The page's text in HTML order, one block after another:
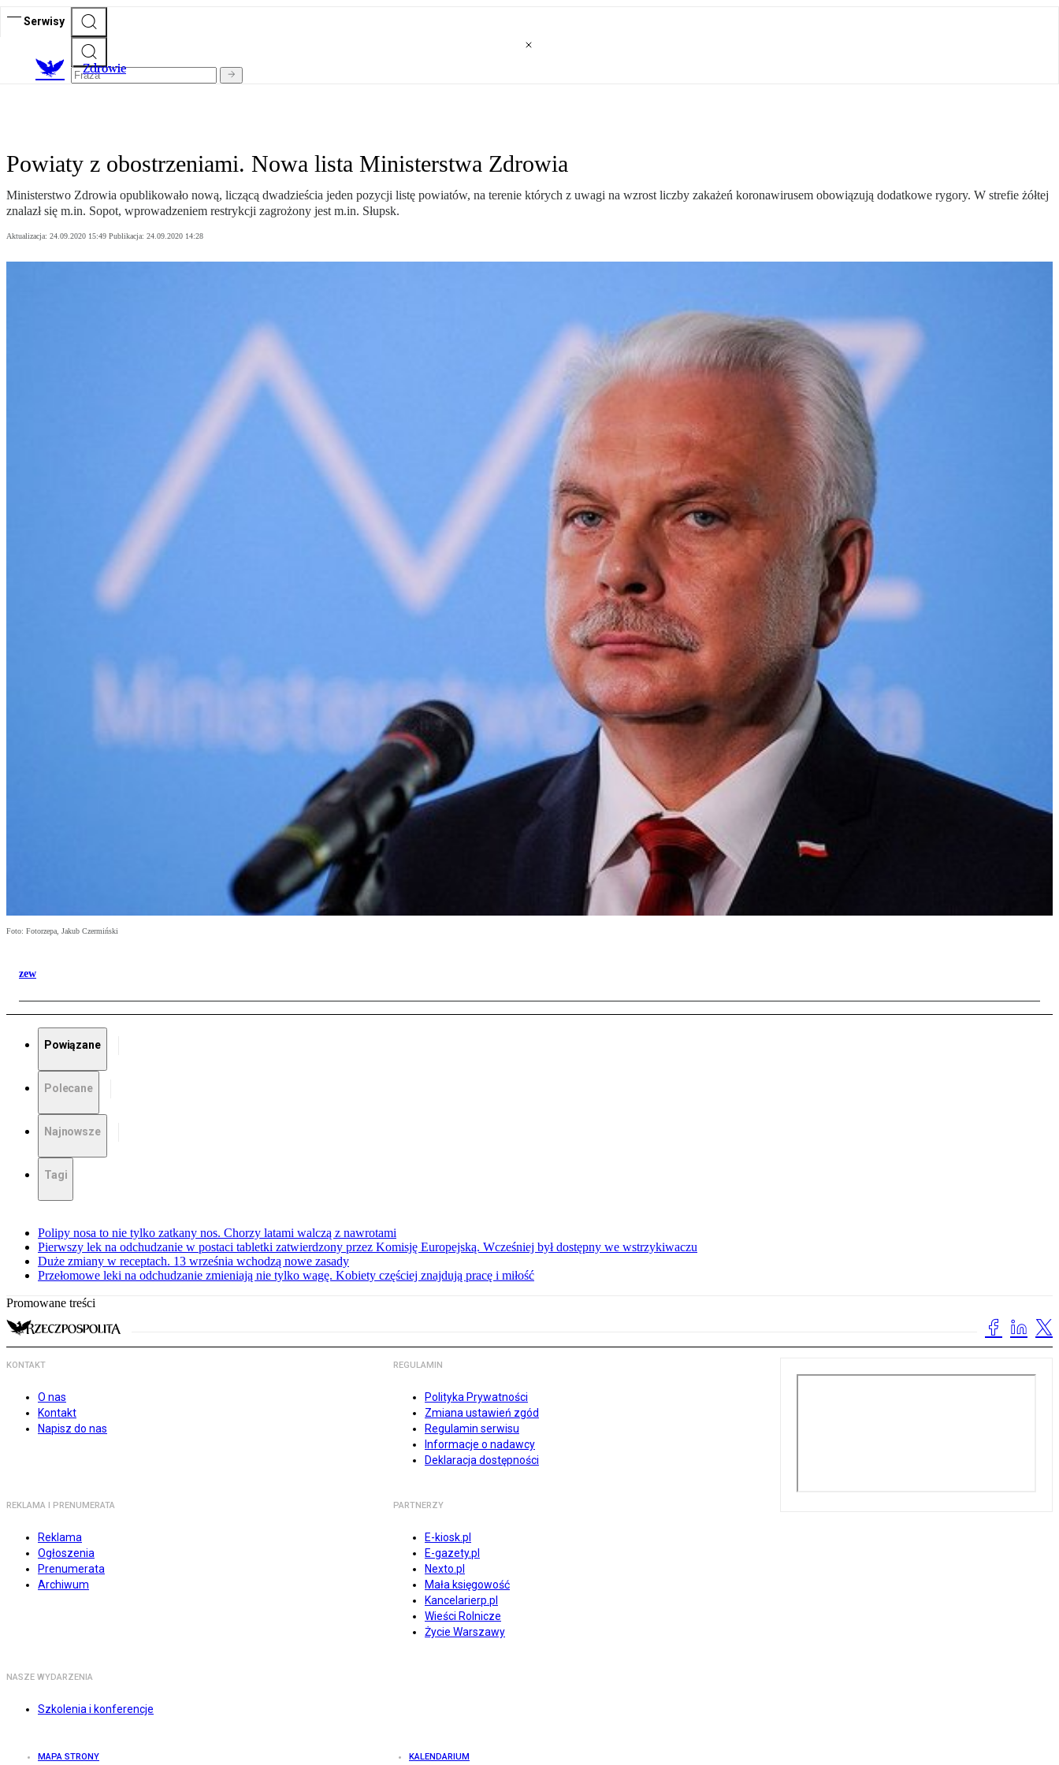
Serwisy
Zdrowie
Powiaty z obostrzeniami. Nowa lista Ministerstwa Zdrowia
Ministerstwo Zdrowia opublikowało nową, liczącą dwadzieścia jeden pozycji listę powiatów, na terenie których z uwagi na wzrost liczby zakażeń koronawirusem obowiązują dodatkowe rygory. W strefie żółtej
znalazł się m.in. Sopot, wprowadzeniem restrykcji zagrożony jest m.in. Słupsk.
Aktualizacja: 24.09.2020 15:49 Publikacja: 24.09.2020 14:28
Foto: Fotorzepa, Jakub Czermiński
zew
Powiązane
Polecane
Najnowsze
Tagi
Polipy nosa to nie tylko zatkany nos. Chorzy latami walczą z nawrotami
Pierwszy lek na odchudzanie w postaci tabletki zatwierdzony przez Komisję Europejską. Wcześniej był dostępny we wstrzykiwaczu
Duże zmiany w receptach. 13 września wchodzą nowe zasady
Przełomowe leki na odchudzanie zmieniają nie tylko wagę. Kobiety częściej znajdują pracę i miłość
Promowane treści
KONTAKT
O nas
Kontakt
Napisz do nas
REGULAMIN
Polityka Prywatności
Zmiana ustawień zgód
Regulamin serwisu
Informacje o nadawcy
Deklaracja dostępności
REKLAMA I PRENUMERATA
Reklama
Ogłoszenia
Prenumerata
Archiwum
PARTNERZY
E-kiosk.pl
E-gazety.pl
Nexto.pl
Mała księgowość
Kancelarierp.pl
Wieści Rolnicze
Życie Warszawy
NASZE WYDARZENIA
Szkolenia i konferencje
MAPA STRONY KALENDARIUM